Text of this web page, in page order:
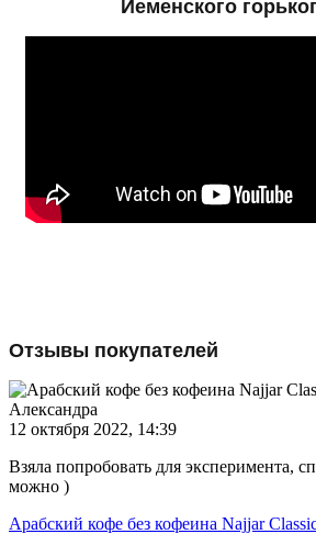
Йеменского
Отзывы покупателей
Александра
12 октября 2022, 14:39
Взяла попробовать для эксперимента,
можно )
Арабский кофе без кофеина Najjar